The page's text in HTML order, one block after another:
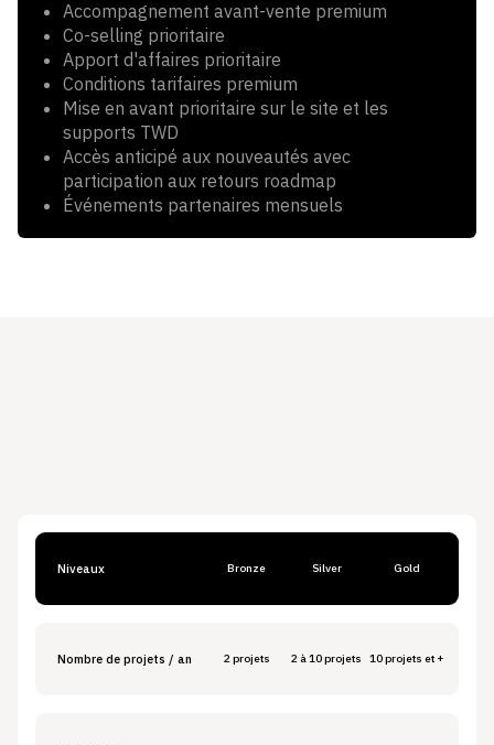
Accompagnement avant-vente premium
Co-selling prioritaire
Apport d'affaires prioritaire
Conditions tarifaires premium
Mise en avant prioritaire sur le site et les
supports TWD
Accès anticipé aux nouveautés avec
participation aux retours roadmap
Événements partenaires mensuels
Niveaux Bronze Silver Gold
Nombre de projets / an 2 projets 2 à 10 projets 10 projets et +